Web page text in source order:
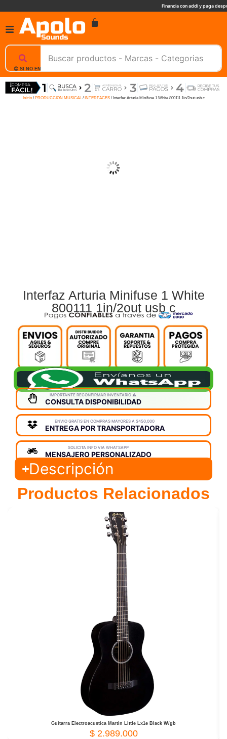
Financia con addi y paga
😊 SI NO ENCUENTRAS UN PRODUCTO, NOSOTROS TE AYUDAMOS, ESCRIBENOS. 📲
Inicio/ PRODUCCION MUSICAL/ INTERFACES/ Interfaz Arturia Minifuse 1 White 800111 1in/2out usb c
Interfaz Arturia Minifuse 1 White
800111 1in/2out usb c
IMPORTANTE RECONFIRMAR INVENTARIO ⚠️
CONSULTA DISPONIBILIDAD
ENVIO GRATIS EN COMPRAS MAYORES A $450,000
ENTREGA POR TRANSPORTADORA
SOLICITA INFO VIA WHATSAPP
MENSAJERO PERSONALIZADO
Descripción
Productos Relacionados
Guitarra Electroacustica Martin Little Lx1e Black W/gb
$2.989.000